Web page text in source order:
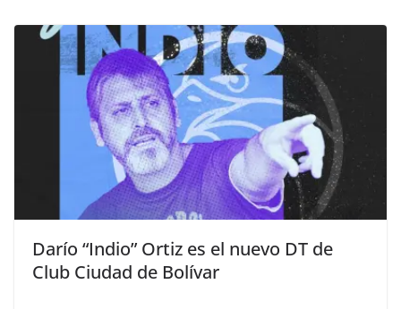
Darío “Indio” Ortiz es el nuevo DT de
Club Ciudad de Bolívar